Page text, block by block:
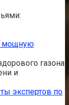
мощную
газона
и
экспертов по